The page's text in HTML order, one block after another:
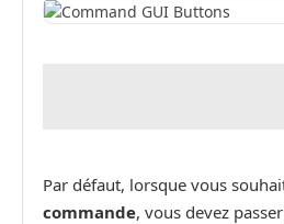
Par défaut, lorsque vous
commande, vous devez